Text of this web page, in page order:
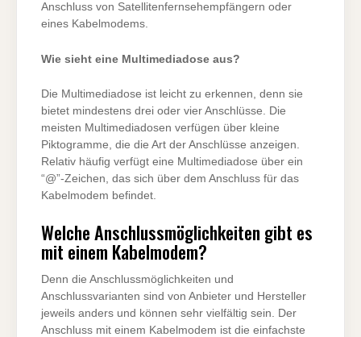
Anschluss von Satellitenfernsehempfängern oder
eines Kabelmodems.
Wie sieht eine Multimediadose aus?
Die Multimediadose ist leicht zu erkennen, denn sie
bietet mindestens drei oder vier Anschlüsse. Die
meisten Multimediadosen verfügen über kleine
Piktogramme, die die Art der Anschlüsse anzeigen.
Relativ häufig verfügt eine Multimediadose über ein
“@”-Zeichen, das sich über dem Anschluss für das
Kabelmodem befindet.
Welche Anschlussmöglichkeiten gibt es
mit einem Kabelmodem?
Denn die Anschlussmöglichkeiten und
Anschlussvarianten sind von Anbieter und Hersteller
jeweils anders und können sehr vielfältig sein. Der
Anschluss mit einem Kabelmodem ist die einfachste